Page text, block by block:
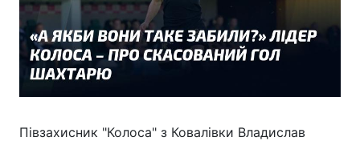
Півзахисник "Колоса" з Ковалівки Владислав